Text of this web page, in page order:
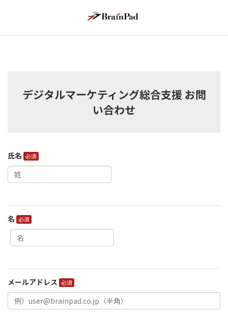
デジタルマーケティング総合支援 お問
い合わせ
氏名
名
メールアドレス